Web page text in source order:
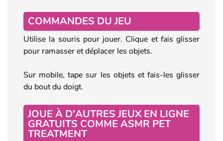
COMMANDES DU JEU
Utilise la souris pour jouer. Clique et fais glisser
pour ramasser et déplacer les objets.
Sur mobile, tape sur les objets et fais-les glisser
du bout du doigt.
JOUE À D'AUTRES JEUX EN LIGNE
GRATUITS COMME ASMR PET
TREATMENT